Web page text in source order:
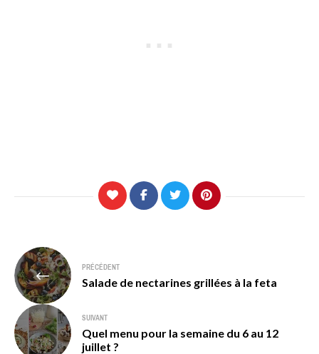
Navigation
de
l’article
PRÉCÉDENT
Salade de nectarines grillées à la feta
SUIVANT
Quel menu pour la semaine du 6 au 12
juillet ?